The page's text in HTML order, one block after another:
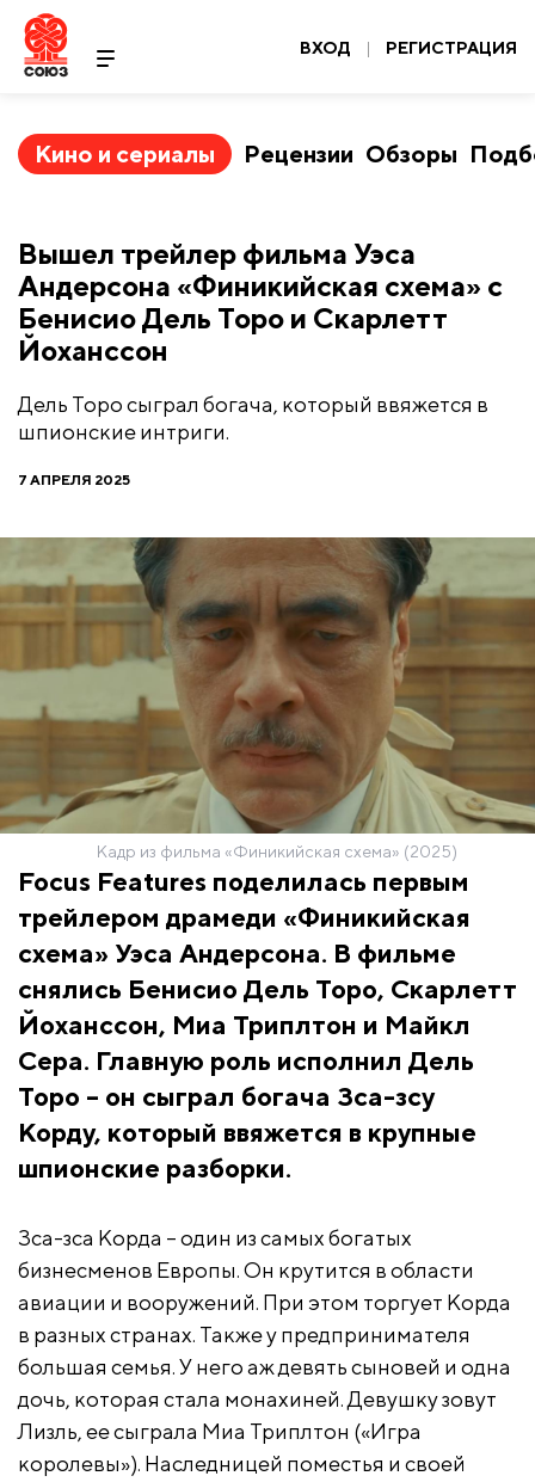
ВХОД | РЕГИСТРАЦИЯ
Кино и сериалы Рецензии Обзоры
Вышел трейлер фильма Уэса
Андерсона «Финикийская схема» с
Бенисио Дель Торо и Скарлетт
Йоханссон
Дель Торо сыграл богача, который ввяжется в
шпионские интриги.
7 АПРЕЛЯ 2025
Кадр из фильма «Финикийская схема» (2025)
Focus Features поделилась первым
трейлером драмеди «Финикийская
схема» Уэса Андерсона. В фильме
снялись Бенисио Дель Торо, Скарлетт
Йоханссон, Миа Триплтон и Майкл
Сера. Главную роль исполнил Дель
Торо – он сыграл богача Зса-зсу
Корду, который ввяжется в крупные
шпионские разборки.
Зса-зса Корда – один из самых богатых
бизнесменов Европы. Он крутится в области
авиации и вооружений. При этом торгует Корда
в разных странах. Также у предпринимателя
большая семья. У него аж девять сыновей и одна
дочь, которая стала монахиней. Девушку зовут
Лизль, ее сыграла Миа Триплтон («Игра
королевы»). Наследницей поместья и своей